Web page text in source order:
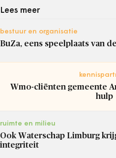
Lees meer
bestuur en organisatie
BuZa, eens speelplaats van
Wmo-cliënten gemeente
hulp
ruimte en milieu
Ook Waterschap Limburg
integriteit